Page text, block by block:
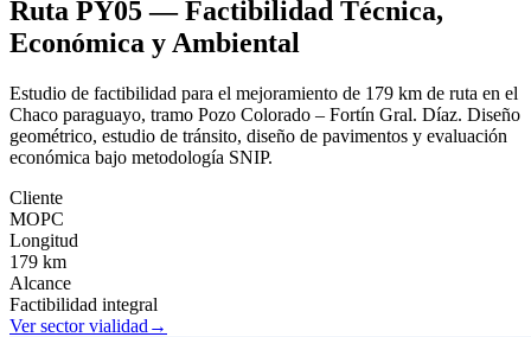
Ruta PY05 — Factibilidad Técnica,
Económica y Ambiental
Estudio de factibilidad para el mejoramiento de 179 km de ruta en el
Chaco paraguayo, tramo Pozo Colorado – Fortín Gral. Díaz. Diseño
geométrico, estudio de tránsito, diseño de pavimentos y evaluación
económica bajo metodología SNIP.
Cliente
MOPC
Longitud
179 km
Alcance
Factibilidad integral
Ver sector vialidad →